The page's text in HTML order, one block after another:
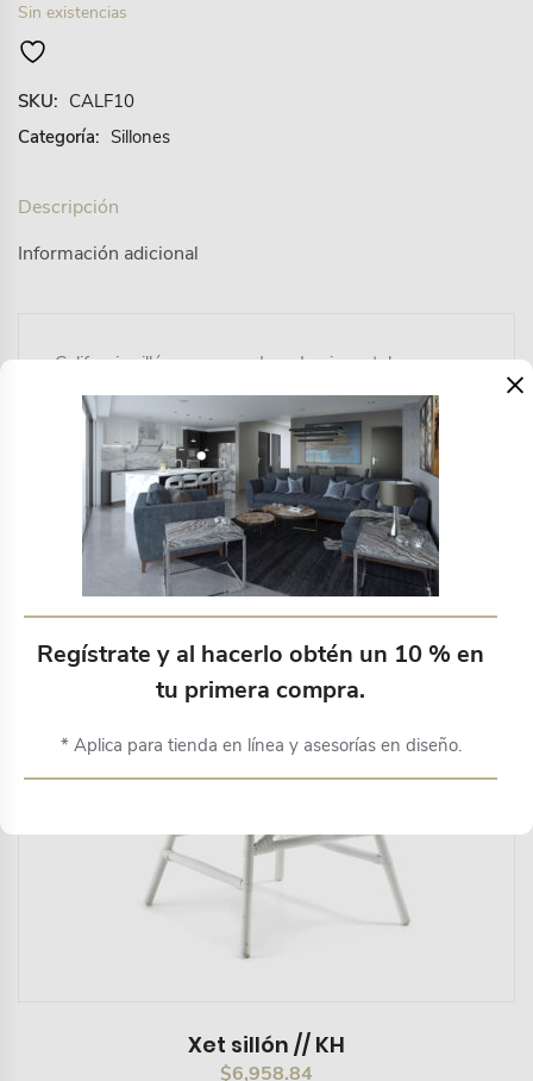
Sin existencias
SKU: CALF10
Categoría: Sillones
Descripción
Información adicional
California sillón negro madera de pino y tela
Productos relacionados
Xet sillón // KH
$6,958.84
×
Regístrate y al hacerlo obtén un 10 % en
tu primera compra.
* Aplica para tienda en línea y asesorías en diseño.